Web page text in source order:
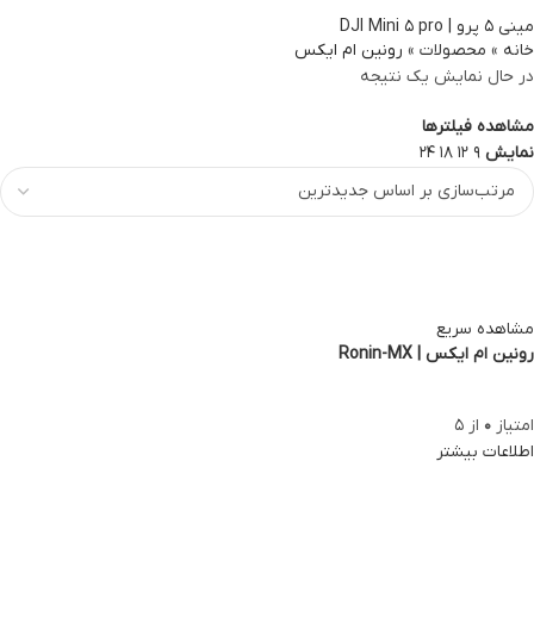
مینی ۵ پرو | DJI Mini ۵ pro
خانه » محصولات » رونین ام ایکس
در حال نمایش یک نتیجه
مشاهده فیلترها
نمایش 9
12
18
24
مشاهده سریع
رونین ام ایکس | Ronin-MX
امتیاز 0 از 5
اطلاعات بیشتر